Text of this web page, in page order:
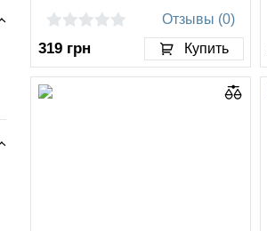
Отзывы (0)
319 грн Купить